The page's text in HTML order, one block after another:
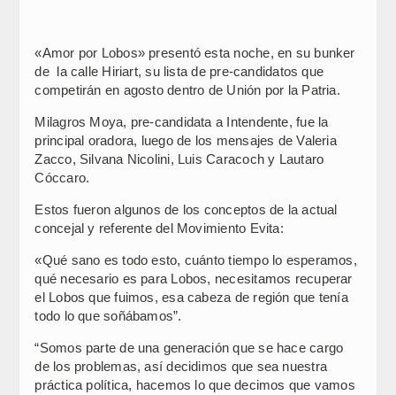
«Amor por Lobos» presentó esta noche, en su bunker
de la calle Hiriart, su lista de pre-candidatos que
competirán en agosto dentro de Unión por la Patria.
Milagros Moya, pre-candidata a Intendente, fue la
principal oradora, luego de los mensajes de Valeria
Zacco, Silvana Nicolini, Luis Caracoch y Lautaro
Cóccaro.
Estos fueron algunos de los conceptos de la actual
concejal y referente del Movimiento Evita:
«Qué sano es todo esto, cuánto tiempo lo esperamos,
qué necesario es para Lobos, necesitamos recuperar
el Lobos que fuimos, esa cabeza de región que tenía
todo lo que soñábamos”.
“Somos parte de una generación que se hace cargo
de los problemas, así decidimos que sea nuestra
práctica política, hacemos lo que decimos que vamos